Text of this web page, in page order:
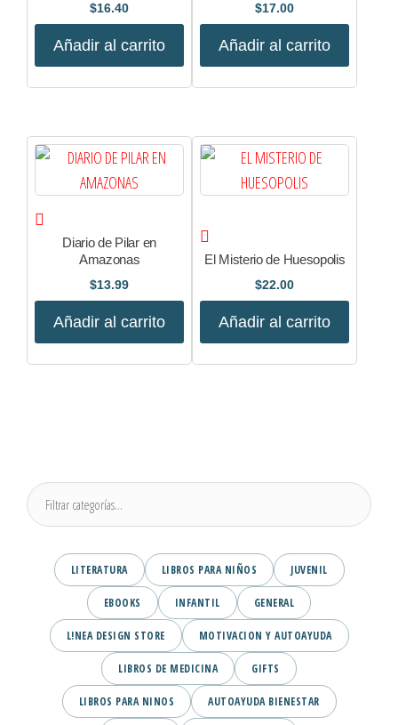
$16.40
Añadir al carrito
$17.00
Añadir al carrito
Diario de Pilar en
Amazonas
$13.99
Añadir al carrito
El Misterio de Huesopolis
$22.00
Añadir al carrito
LITERATURA LIBROS PARA NIÑOS JUVENIL
EBOOKS INFANTIL GENERAL
L!NEA DESIGN STORE MOTIVACION Y AUTOAYUDA
LIBROS DE MEDICINA GIFTS
LIBROS PARA NINOS AUTOAYUDA BIENESTAR